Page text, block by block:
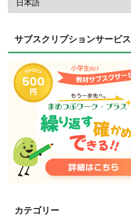
サブスクリプションサービス
カテゴリー